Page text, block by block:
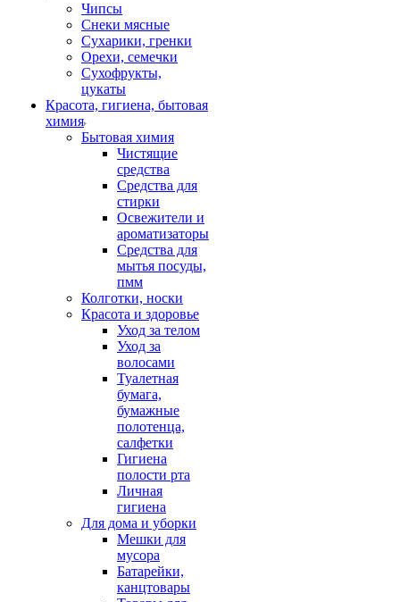
Чипсы
Снеки мясные
Сухарики, гренки
Орехи, семечки
Сухофрукты,
цукаты
Красота, гигиена, бытовая
химия
Бытовая химия
Чистящие
средства
Средства для
стирки
Освежители и
ароматизаторы
Средства для
мытья посуды,
пмм
Колготки, носки
Красота и здоровье
Уход за телом
Уход за
волосами
Туалетная
бумага,
бумажные
полотенца,
салфетки
Гигиена
полости рта
Личная
гигиена
Для дома и уборки
Мешки для
мусора
Батарейки,
канцтовары